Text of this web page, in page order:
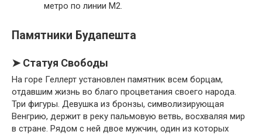
метро по линии М2.
Памятники Будапешта
➤ Статуя Свободы
На горе Геллерт установлен памятник всем борцам,
отдавшим жизнь во благо процветания своего народа.
Три фигуры. Девушка из бронзы, символизирующая
Венгрию, держит в реку пальмовую ветвь, восхваляя мир
в стране. Рядом с ней двое мужчин, один из которых